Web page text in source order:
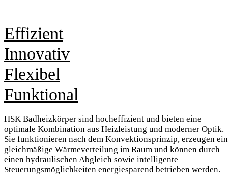
Effizient
HSK Badheizkörper sind hocheffizient und bieten eine
optimale Kombination aus Heizleistung und moderner Optik.
Sie funktionieren nach dem Konvektionsprinzip, erzeugen
gleichmäßige Wärmeverteilung im Raum und können durch
einen hydraulischen Abgleich sowie intelligente
Steuerungsmöglichkeiten energiesparend betrieben werden.
Innovativ
Flexibel
Funktional